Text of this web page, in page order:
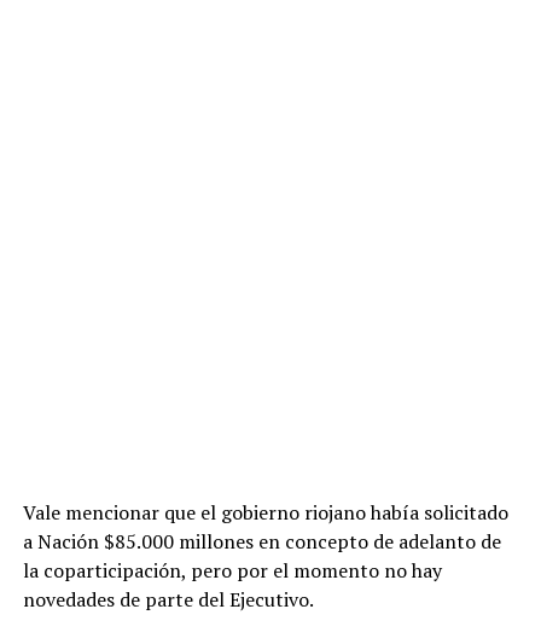
Vale mencionar que el gobierno riojano había solicitado
a Nación $85.000 millones en concepto de adelanto de
la coparticipación, pero por el momento no hay
novedades de parte del Ejecutivo.